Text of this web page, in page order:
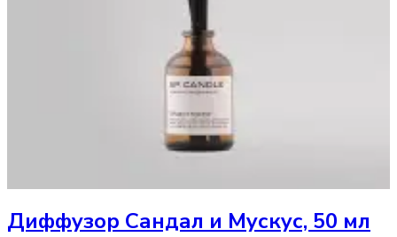
Диффузор Сандал и Мускус, 50 мл